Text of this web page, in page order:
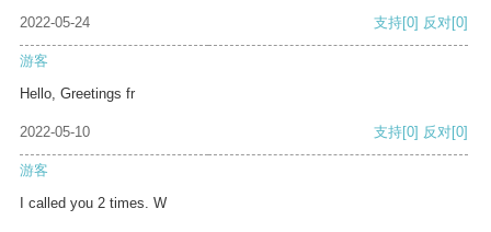
2022-05-24 支持[0] 反对[0]
游客
Hello, Greetings fr
2022-05-10 支持[0] 反对[0]
游客
I called you 2 times. W